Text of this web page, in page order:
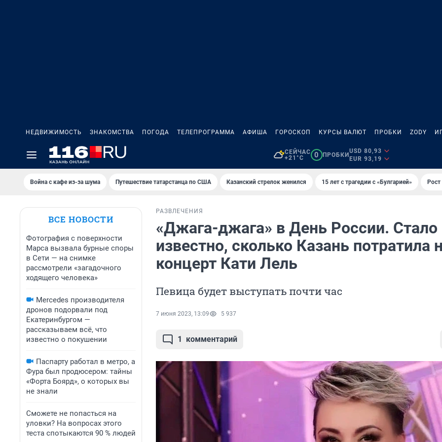
НЕДВИЖИМОСТЬ ЗНАКОМСТВА ПОГОДА ТЕЛЕПРОГРАММА АФИША ГОРОСКОП КУРСЫ ВАЛЮТ ПРОБКИ ZODY
СЕЙЧАС
+21°C
0 ПРОБКИ
USD 80,93
EUR 93,19
Война с кафе из-за шума Путешествие татарстанца по США Казанский стрелок женился 15 лет с трагедии с «Булгарией»
ВСЕ НОВОСТИ
Фотография с поверхности
Марса вызвала бурные споры
в Сети — на снимке
рассмотрели «загадочного
ходящего человека»
Mercedes производителя
дронов подорвали под
Екатеринбургом —
рассказываем всё, что
известно о покушении
Паспарту работал в метро, а
Фура был продюсером: тайны
«Форта Боярд», о которых вы
не знали
Сможете не попасться на
уловки? На вопросах этого
теста спотыкаются 90 % людей
РАЗВЛЕЧЕНИЯ
«Джага-джага» в День России. Стало
известно, сколько Казань потратила
концерт Кати Лель
Певица будет выступать почти час
7 июня 2023, 13:09 5 937
1 комментарий